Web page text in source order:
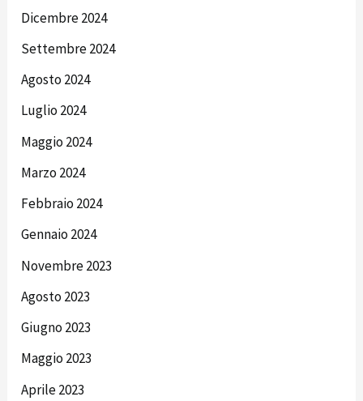
Dicembre 2024
Settembre 2024
Agosto 2024
Luglio 2024
Maggio 2024
Marzo 2024
Febbraio 2024
Gennaio 2024
Novembre 2023
Agosto 2023
Giugno 2023
Maggio 2023
Aprile 2023